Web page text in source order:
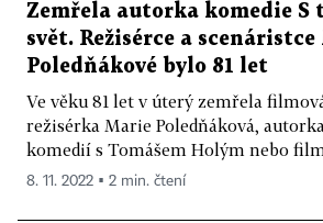
Zemřela autorka komedie S
svět. Režisérce a
Poledňákové bylo 81 let
Ve věku 81 let v úterý zemřela
režisérka Marie Poledňáková,
komedií s Tomášem Holým nebo
8. 11. 2022 ▪ 2 min. čtení